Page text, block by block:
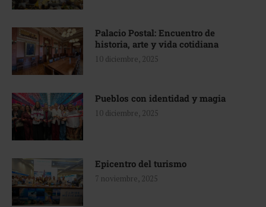
Palacio Postal: Encuentro de
historia, arte y vida cotidiana
10 diciembre, 2025
Pueblos con identidad y magia
10 diciembre, 2025
Epicentro del turismo
7 noviembre, 2025